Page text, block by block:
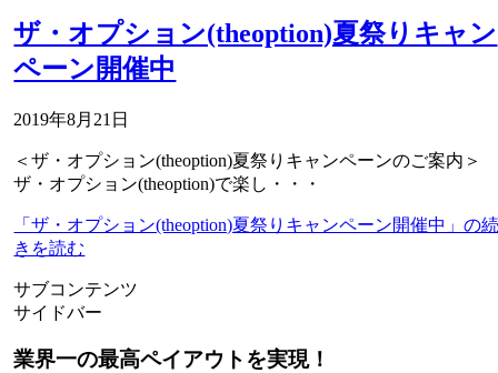
ザ・オプション(theoption)夏祭りキャン
ペーン開催中
2019年8月21日
＜ザ・オプション(theoption)夏祭りキャンペーンのご案内＞
ザ・オプション(theoption)で楽し・・・
「ザ・オプション(theoption)夏祭りキャンペーン開催中」の
きを読む
サブコンテンツ
サイドバー
業界一の最高ペイアウトを実現！